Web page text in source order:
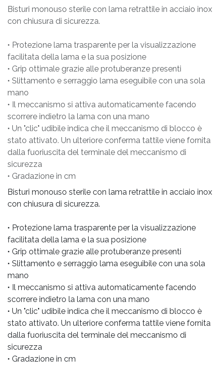
Bisturi monouso sterile con lama retrattile in acciaio inox
con chiusura di sicurezza.
• Protezione lama trasparente per la visualizzazione
facilitata della lama e la sua posizione
• Grip ottimale grazie alle protuberanze presenti
• Slittamento e serraggio lama eseguibile con una sola
mano
• Il meccanismo si attiva automaticamente facendo
scorrere indietro la lama con una mano
• Un "clic" udibile indica che il meccanismo di blocco è
stato attivato. Un ulteriore conferma tattile viene fornita
dalla fuoriuscita del terminale del meccanismo di
sicurezza
• Gradazione in cm
Bisturi monouso sterile con lama retrattile in acciaio inox
con chiusura di sicurezza.
• Protezione lama trasparente per la visualizzazione
facilitata della lama e la sua posizione
• Grip ottimale grazie alle protuberanze presenti
• Slittamento e serraggio lama eseguibile con una sola
mano
• Il meccanismo si attiva automaticamente facendo
scorrere indietro la lama con una mano
• Un "clic" udibile indica che il meccanismo di blocco è
stato attivato. Un ulteriore conferma tattile viene fornita
dalla fuoriuscita del terminale del meccanismo di
sicurezza
• Gradazione in cm